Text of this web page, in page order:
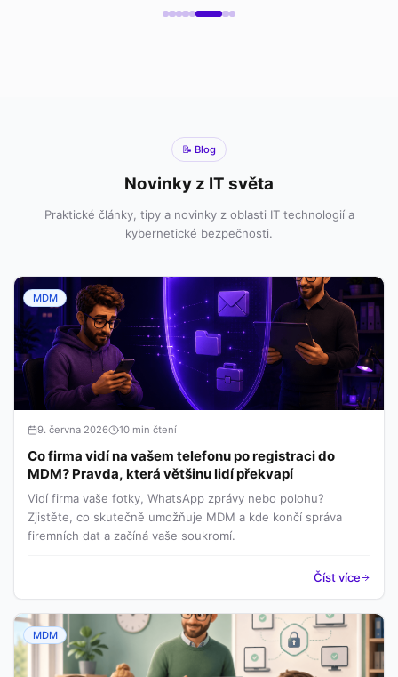
📝 Blog
Novinky z IT světa
Praktické články, tipy a novinky z oblasti IT technologií a
kybernetické bezpečnosti.
MDM
9. června 2026 10 min čtení
Co firma vidí na vašem telefonu po registraci do
MDM? Pravda, která většinu lidí překvapí
Vidí firma vaše fotky, WhatsApp zprávy nebo polohu?
Zjistěte, co skutečně umožňuje MDM a kde končí správa
firemních dat a začíná vaše soukromí.
Číst více
MDM